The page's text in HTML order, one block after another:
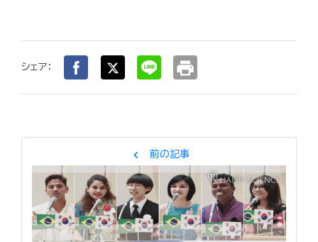
シェア： print
chevron_left 前の記事